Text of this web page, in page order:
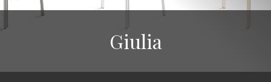
Giulia